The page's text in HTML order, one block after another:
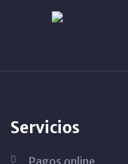
Servicios
Pagos online